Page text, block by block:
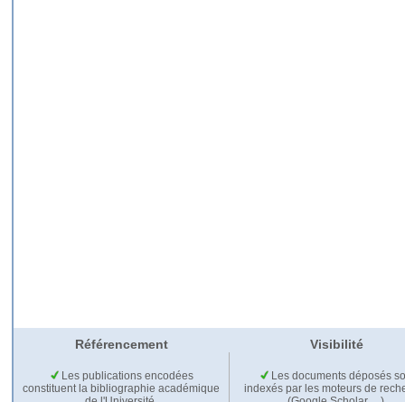
Référencement Visibilité
Les publications encodées
constituent la bibliographie académique
Les documents déposés
indexés par les moteurs de